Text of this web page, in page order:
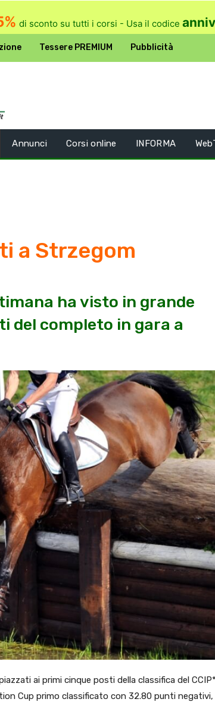
di sconto su tutti i corsi - Usa il codice
Tessere PREMIUM Pubblicità
Annunci Corsi online INFORMA
a Strzegom
ha visto in grande
del completo in gara a
ai primi cinque posti della classifica del
Cup primo classificato con 32.80 punti negativi,